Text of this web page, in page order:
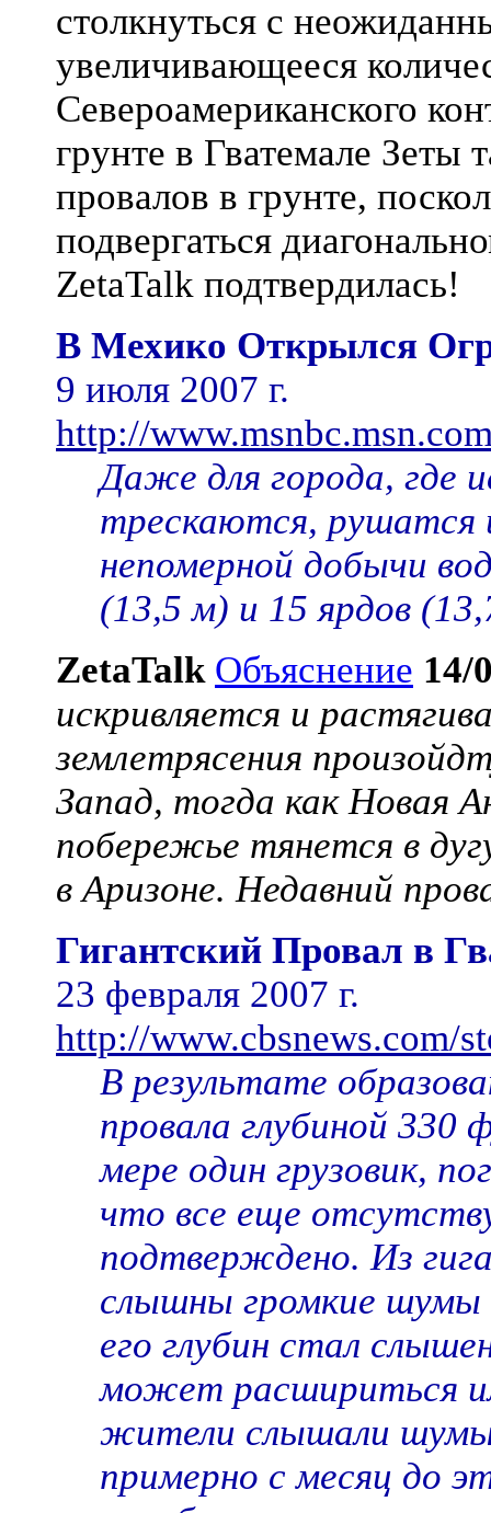
столкнуться с
увеличивающееся
Североамериканского
грунте в Гватемале Зеты
провалов в грунте,
подвергаться
ZetaTalk подтвердилась!
В Мехико Открылся
9 июля 2007 г.
http://
Даже для города, где
трескаются, рушатся
непомерной добычи
(13,5 м) и 15 ярдов
ZetaTalk Объяснение 14/
искривляется и
землетрясения
Запад, тогда как Новая
побережье тянется в
в Аризоне. Недавний
Гигантский Провал в
23 февраля 2007 г.
http://www.cbsnews.com/
В результате
провала глубиной 330
мере один грузовик,
что все еще
подтверждено. Из
слышны громкие
его глубин стал
может расшириться
жители слышали шумы
примерно с месяц до